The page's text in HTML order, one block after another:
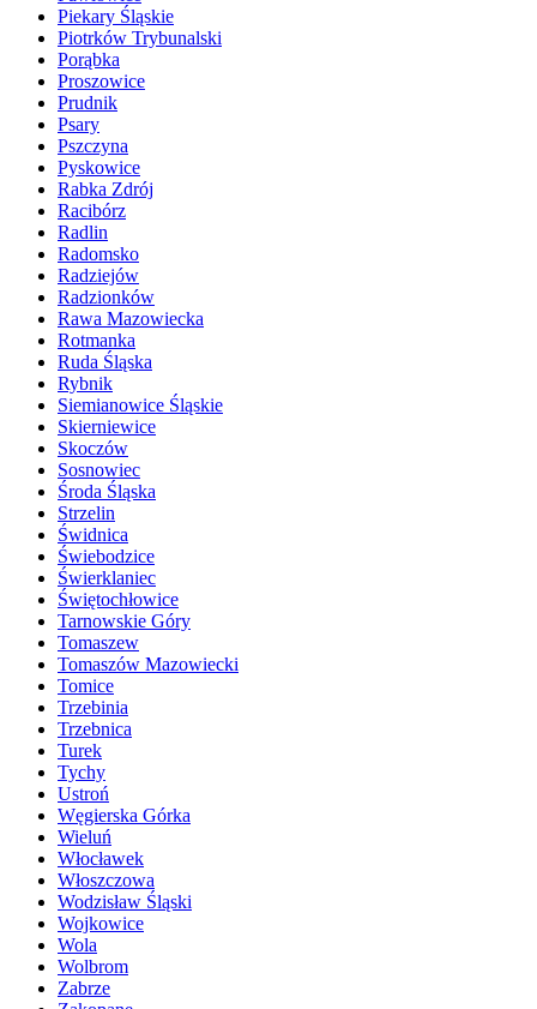
Piekary Śląskie
Piotrków Trybunalski
Porąbka
Proszowice
Prudnik
Psary
Pszczyna
Pyskowice
Rabka Zdrój
Racibórz
Radlin
Radomsko
Radziejów
Radzionków
Rawa Mazowiecka
Rotmanka
Ruda Śląska
Rybnik
Siemianowice Śląskie
Skierniewice
Skoczów
Sosnowiec
Środa Śląska
Strzelin
Świdnica
Świebodzice
Świerklaniec
Świętochłowice
Tarnowskie Góry
Tomaszew
Tomaszów Mazowiecki
Tomice
Trzebinia
Trzebnica
Turek
Tychy
Ustroń
Węgierska Górka
Wieluń
Włocławek
Włoszczowa
Wodzisław Śląski
Wojkowice
Wola
Wolbrom
Zabrze